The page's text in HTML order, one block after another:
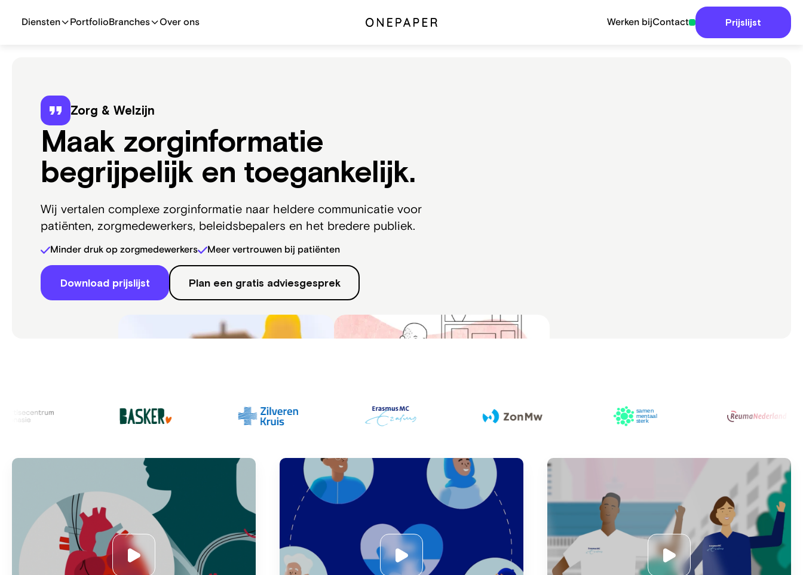
Diensten PortfolioBranches Over ons Werken bijContact Prijslijst
Zorg & Welzijn
Maak zorginformatie
begrijpelijk en toegankelijk.
Wij vertalen complexe zorginformatie naar heldere communicatie voor
patiënten, zorgmedewerkers, beleidsbepalers en het bredere publiek.
Minder druk op zorgmedewerkers Meer vertrouwen bij patiënten
Download prijslijst Plan een gratis adviesgesprek